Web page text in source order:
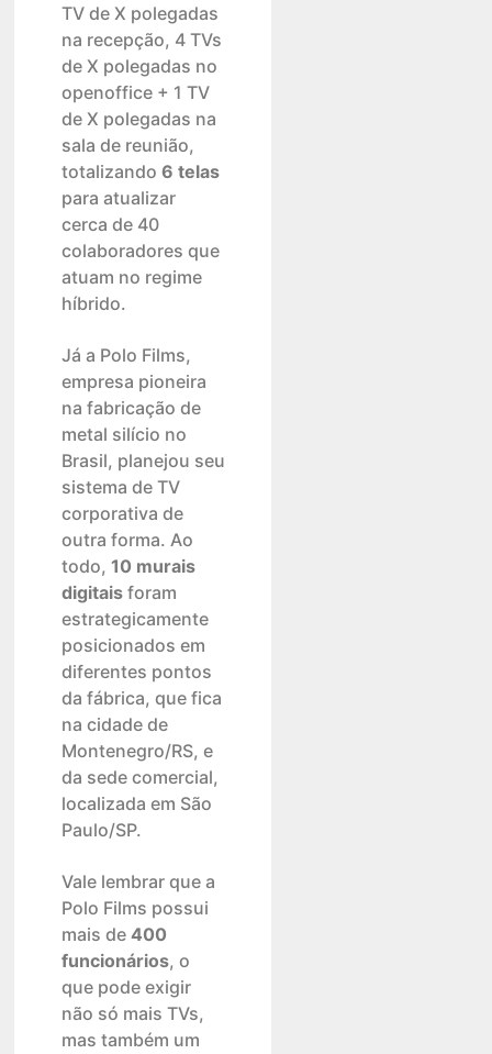
TV de X polegadas
na recepção, 4 TVs
de X polegadas no
openoffice + 1 TV
de X polegadas na
sala de reunião,
totalizando 6 telas
para atualizar
cerca de 40
colaboradores que
atuam no regime
híbrido.
Já a Polo Films,
empresa pioneira
na fabricação de
metal silício no
Brasil, planejou seu
sistema de TV
corporativa de
outra forma. Ao
todo, 10 murais
digitaisforam
estrategicamente
posicionados em
diferentes pontos
da fábrica, que fica
na cidade de
Montenegro/RS, e
da sede comercial,
localizada em São
Paulo/SP.
Vale lembrar que a
Polo Films possui
mais de 400
funcionários, o
que pode exigir
não só mais TVs,
mas também um